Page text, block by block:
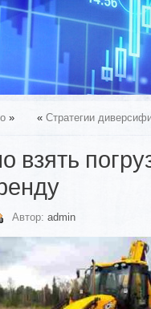
» « Стратегии
взять
Автор: admin